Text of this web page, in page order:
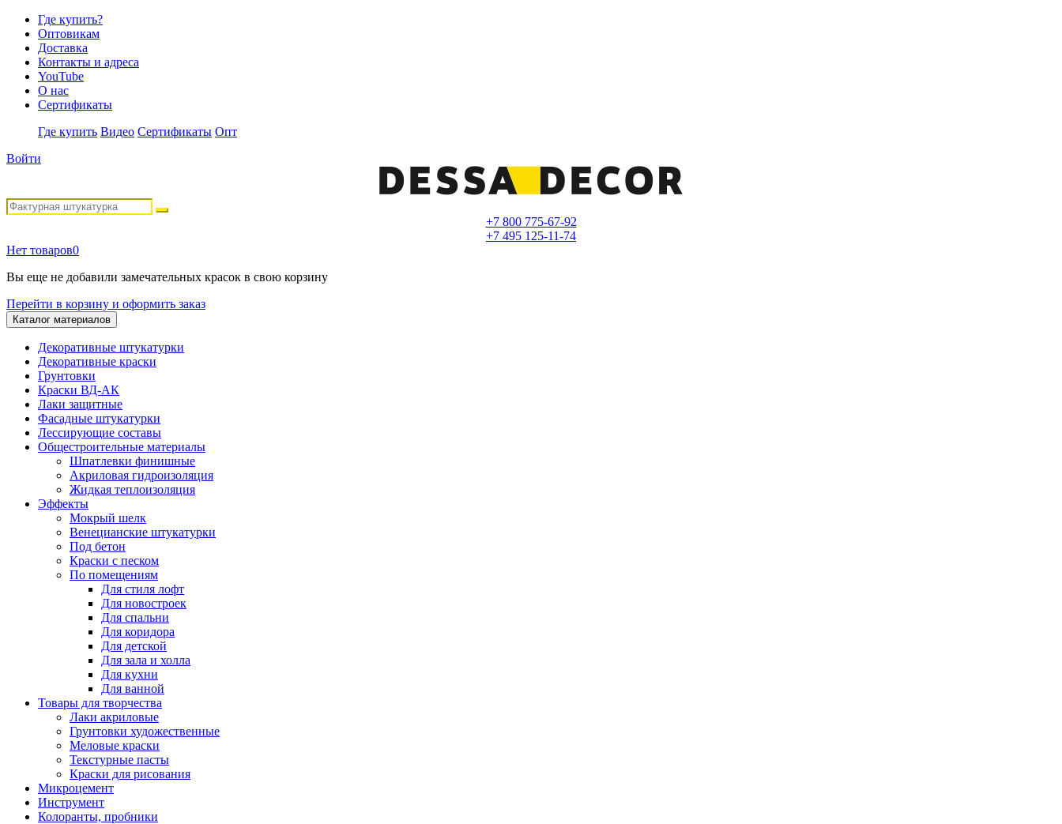
Где купить?
Оптовикам
Доставка
Контакты и адреса
YouTube
О нас
Сертификаты
Где купить Видео Сертификаты Опт
Войти
+7 800 775-67-92
+7 495 125-11-74
Нет товаров0
Вы еще не добавили замечательных красок в свою корзину
Перейти в корзину и оформить заказ
Каталог материалов
Декоративные штукатурки
Декоративные краски
Грунтовки
Краски ВД-АК
Лаки защитные
Фасадные штукатурки
Лессирующие составы
Общестроительные материалы
Шпатлевки финишные
Акриловая гидроизоляция
Жидкая теплоизоляция
Эффекты
Мокрый шелк
Венецианские штукатурки
Под бетон
Краски с песком
По помещениям
Для стиля лофт
Для новостроек
Для спальни
Для коридора
Для детской
Для зала и холла
Для кухни
Для ванной
Товары для творчества
Лаки акриловые
Грунтовки художественные
Меловые краски
Текстурные пасты
Краски для рисования
Микроцемент
Инструмент
Колоранты, пробники